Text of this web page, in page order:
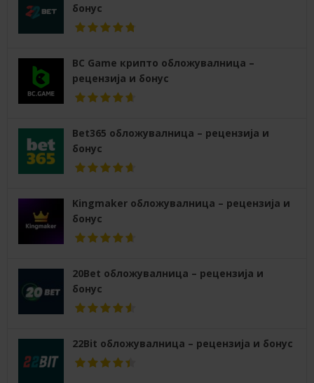
бонус
BC Game крипто обложувалница –
рецензија и бонус
Bet365 обложувалница – рецензија и
бонус
Kingmaker обложувалница – рецензија и
бонус
20Bet обложувалница – рецензија и
бонус
22Bit обложувалница – рецензија и бонус